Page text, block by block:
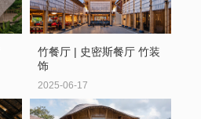
竹餐厅 | 史密斯餐厅 竹装
饰
2025-06-17